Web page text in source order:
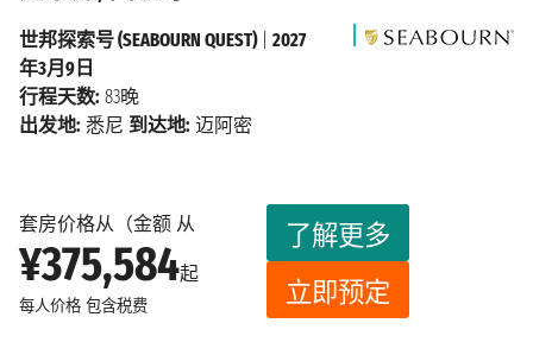
套房价格从（金额 从
¥375,584起
每人价格 包含税费
了解更多
立即预定
世邦探索号 (SEABOURN QUEST)| 2027
年3月9日
行程天数: 83晚
出发地: 悉尼 到达地: 迈阿密